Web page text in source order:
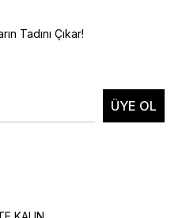
Tadını Çıkar!
ÜYE OL